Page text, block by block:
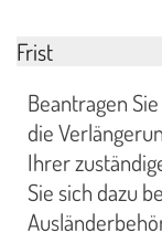
Frist
Beantragen
die
Ihrer
Sie sich dazu